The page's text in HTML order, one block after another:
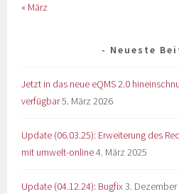
« März
Neueste
Jetzt in das neue eQMS 2.0
verfügbar5. März 2026
Update (06.03.25): Erweiterung des
mit umwelt-online4. März 2025
Update (04.12.24): Bugfix3. Dezember